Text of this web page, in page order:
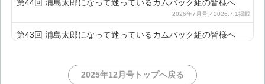
第44回 浦島太郎になって迷っているカムバック組の皆様へ
第43回 浦島太郎になって迷っているカムバック組の皆様へ
第42回 浦島太郎になって迷っているカムバック組の皆様へ
2025年12月号トップへ戻る